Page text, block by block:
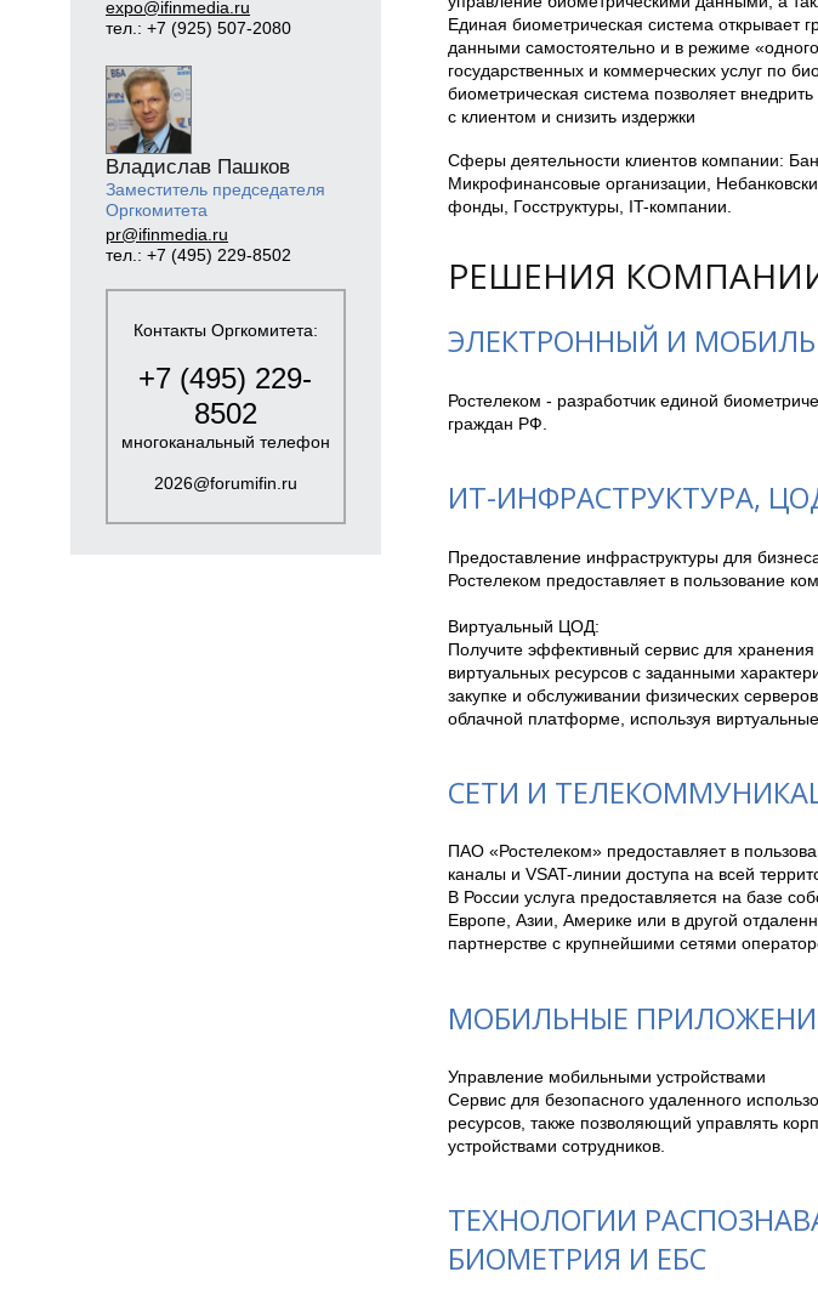
expo@ifinmedia.ru
тел.: +7 (925) 507-2080
Владислав Пашков
Заместитель председателя
Оргкомитета
pr@ifinmedia.ru
тел.: +7 (495) 229-8502
Контакты Оргкомитета:
+7 (495) 229-
8502
многоканальный телефон
2026@forumifin.ru
Единая биометрическая система открывает
данными самостоятельно и в режиме
государственных и коммерческих услуг по
биометрическая система позволяет
с клиентом и снизить издержки
Сферы деятельности клиентов компании:
Микрофинансовые организации,
фонды, Госструктуры, IT-компании.
РЕШЕНИЯ
ЭЛЕКТРОННЫЙ И
Ростелеком - разработчик единой
граждан РФ.
ИТ-ИНФРАСТРУКТУРА,
Предоставление инфраструктуры для
Ростелеком предоставляет в пользование
Виртуальный ЦОД:
Получите эффективный сервис для
виртуальных ресурсов с заданными
закупке и обслуживании физических
облачной платформе, используя виртуальные
СЕТИ И
ПАО «Ростелеком» предоставляет в
каналы и VSAT-линии доступа на всей
В России услуга предоставляется на базе
Европе, Азии, Америке или в другой
партнерстве с крупнейшими сетями
МОБИЛЬНЫЕ
Управление мобильными устройствами
Cервис для безопасного удаленного
ресурсов, также позволяющий управлять
устройствами сотрудников.
ТЕХНОЛОГИИ
БИОМЕТРИЯ И ЕБС